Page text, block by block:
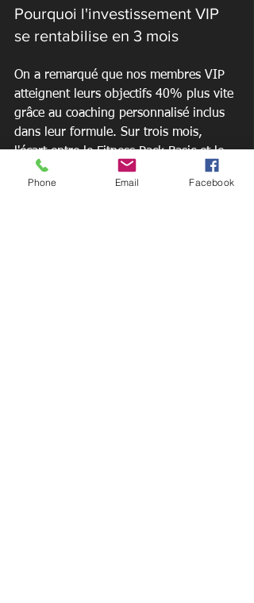
Pourquoi l'investissement VIP
se rentabilise en 3 mois
On a remarqué que nos membres VIP
atteignent leurs objectifs 40% plus vite
grâce au coaching personnalisé inclus
dans leur formule. Sur trois mois,
l'écart entre le Fitness Pack Basic et le
VIP représente seulement 30 francs
suisses Et puis, par mois.
Phone Email Facebook